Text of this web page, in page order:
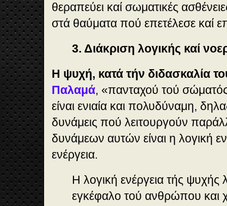
θεραπεύει καί σωματικές
στά θαύματα πού επετέλεσε καί
3. Διάκριση λογικής καί
Η ψυχή, κατά τήν διδασκαλία
Παλαμά, «πανταχού τού
είναι ενιαία και πολυδύναμη,
δυνάμεις πού λειτουργούν
δυνάμεων αυτών είναι η λογική
ενέργεια.
Η λογική ενέργεια τής ψυχής
εγκέφαλο τού ανθρώπου και